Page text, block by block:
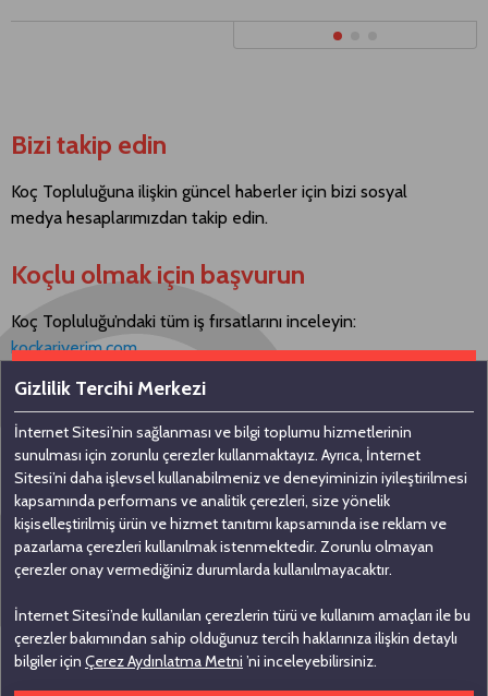
Bizi takip edin
Koç Topluluğuna ilişkin güncel haberler için bizi sosyal
medya hesaplarımızdan takip edin.
Koçlu olmak için başvurun
Koç Topluluğu’ndaki tüm iş fırsatlarını inceleyin:
kockariyerim.com
Bizimle iletişime geçin
Koç Holding A.Ş
Nakkaştepe, Azizbey Sokak, No: 1,
Kuzguncuk 34674, İstanbul
0 (216) 531 00 00
0 (216) 531 00 99
Gizlilik Tercihi Merkezi
İnternet Sitesi’nin sağlanması ve bilgi toplumu hizmetlerinin
sunulması için zorunlu çerezler kullanmaktayız. Ayrıca, İnternet
Sitesi’ni daha işlevsel kullanabilmeniz ve deneyiminizin iyileştirilmesi
kapsamında performans ve analitik çerezleri, size yönelik
kişiselleştirilmiş ürün ve hizmet tanıtımı kapsamında ise reklam ve
pazarlama çerezleri kullanılmak istenmektedir. Zorunlu olmayan
çerezler onay vermediğiniz durumlarda kullanılmayacaktır.
İnternet Sitesi’nde kullanılan çerezlerin türü ve kullanım amaçları ile bu
çerezler bakımından sahip olduğunuz tercih haklarınıza ilişkin detaylı
bilgiler için Çerez Aydınlatma Metni ’ni inceleyebilirsiniz.